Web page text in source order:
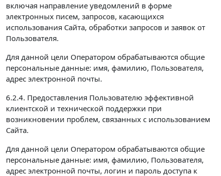
включая направление уведомлений в форме
электронных писем, запросов, касающихся
использования Сайта, обработки запросов и заявок от
Пользователя.
Для данной цели Оператором обрабатываются общие
персональные данные: имя, фамилию, Пользователя,
адрес электронной почты.
6.2.4. Предоставления Пользователю эффективной
клиентской и технической поддержки при
возникновении проблем, связанных с использованием
Сайта.
Для данной цели Оператором обрабатываются общие
персональные данные: имя, фамилию, Пользователя,
адрес электронной почты, логин и пароль доступа к